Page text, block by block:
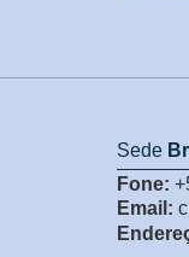
Sede
Fone:
Email: